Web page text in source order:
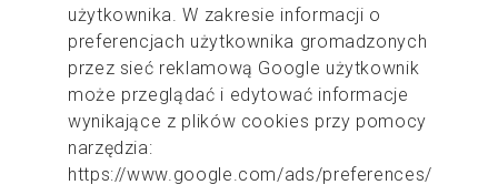
użytkownika. W zakresie informacji o
preferencjach użytkownika gromadzonych
przez sieć reklamową Google użytkownik
może przeglądać i edytować informacje
wynikające z plików cookies przy pomocy
narzędzia:
https://www.google.com/ads/preferences/